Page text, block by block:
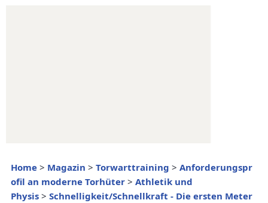
Home > Magazin > Torwarttraining > Anforderungspr
ofil an moderne Torhüter > Athletik und
Physis > Schnelligkeit/Schnellkraft - Die ersten Meter